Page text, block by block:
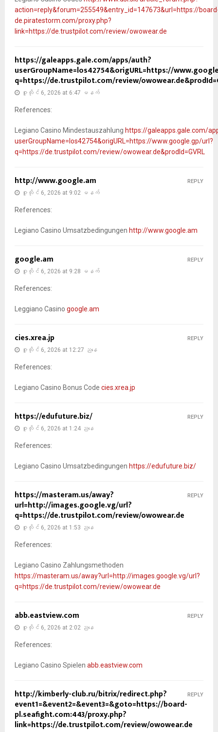
action=reply&forum=255549&entry_id=147673&url=https://
de.piratestorm.com/proxy.php?
link=https://de.trustpilot.com/review/owowear.de
https://galeapps.gale.com/apps/auth?
userGroupName=los42754&origURL=https://
q=https://de.trustpilot.com/review/
ဇူလိုင် 6, 2026 at 6:47 မနက်
References:
Legiano Casino Mindestauszahlung https://galeapps.gale.com/
userGroupName=los42754&origURL=https://www.google.gp/url?
q=https://de.trustpilot.com/review/owowear.de&prodId=GVRL
http://www.google.am
ဇူလိုင် 6, 2026 at 9:02 မနက်
References:
Legiano Casino Umsatzbedingungen http://www.google.am
REPLY
google.am
ဇူလိုင် 6, 2026 at 9:28 မနက်
References:
Leggiano Casino google.am
REPLY
cies.xrea.jp
ဇူလိုင် 6, 2026 at 12:27 ညနေ
References:
Legiano Casino Bonus Code cies.xrea.jp
REPLY
https://edufuture.biz/
ဇူလိုင် 6, 2026 at 1:24 ညနေ
References:
Legiano Casino Umsatzbedingungen https://edufuture.biz/
REPLY
https://masteram.us/away?
url=http://images.google.vg/url?
q=https://de.trustpilot.com/review/owowear.de
ဇူလိုင် 6, 2026 at 1:53 ညနေ
References:
Legiano Casino Zahlungsmethoden
https://masteram.us/away?url=http://images.google.vg/url?
q=https://de.trustpilot.com/review/owowear.de
REPLY
abb.eastview.com
ဇူလိုင် 6, 2026 at 2:02 ညနေ
References:
Legiano Casino Spielen abb.eastview.com
REPLY
http://kimberly-club.ru/bitrix/redirect.php?
event1=&event2=&event3=&goto=https://board-
pl.seafight.com:443/proxy.php?
link=https://de.trustpilot.com/review/owowear.de
REPLY